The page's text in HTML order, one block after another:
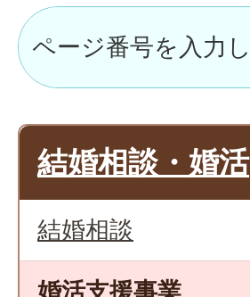
結婚相談・婚活
結婚相談
婚活支援事業